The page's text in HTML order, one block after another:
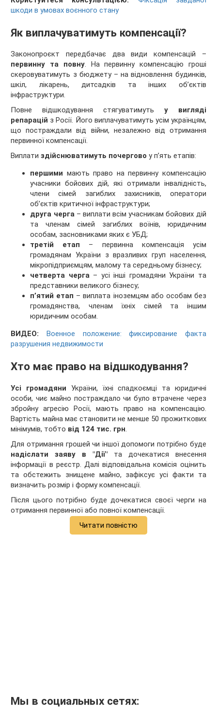
шкоди в умовах воєнного стану
Як виплачуватимуть компенсації?
Законопроєкт передбачає два види компенсацій –
первинну та повну. На первинну компенсацію гроші
скеровуватимуть з бюджету – на відновлення будинків,
шкіл, лікарень, дитсадків та інших об’єктів
інфраструктури.
Повне відшкодування стягуватимуть у вигляді
репарацій з Росії. Його виплачуватимуть усім українцям,
що постраждали від війни, незалежно від отримання
первинної компенсації.
Виплатиздійснюватимуть почерговоу п’ять етапів:
першими мають право на первинну компенсацію
учасники бойових дій, які отримали інвалідність,
члени сімей загиблих захисників, оператори
об’єктів критичної інфраструктури;
друга черга– виплати всім учасникам бойових дій
та членам сімей загиблих воїнів, юридичним
особам, засновниками яких є УБД;
третій етап – первинна компенсація усім
громадянам України з вразливих груп населення,
мікропідприємцям, малому та середньому бізнесу;
четверта черга– усі інші громадяни України та
представники великого бізнесу;
п’ятий етап – виплата іноземцям або особам без
громадянства, членам їхніх сімей та іншим
юридичним особам.
ВИДЕО:
Военное положение: фиксирование факта
разрушения недвижимости
Хто має право на відшкодування?
Усі громадяни України, їхні спадкоємці та юридичні
особи, чиє майно постраждало чи було втрачене через
збройну агресію Росії, мають право на компенсацію.
Вартість майна має становити не менше 50 прожиткових
мінімумів, тобто від 124 тис. грн.
Для отримання грошей чи іншої допомоги потрібно буде
надіслати заяву в "Дії" та дочекатися внесення
інформації в реєстр. Далі відповідальна комісія оцінить
та обстежить знищене майно, зафіксує усі факти та
визначить розмір і форму компенсації.
Після цього потрібно буде дочекатися своєї черги на
отримання первинної або повної компенсації.
Читати повністю
Мы в социальных сетях: